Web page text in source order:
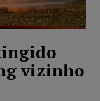
vizinho